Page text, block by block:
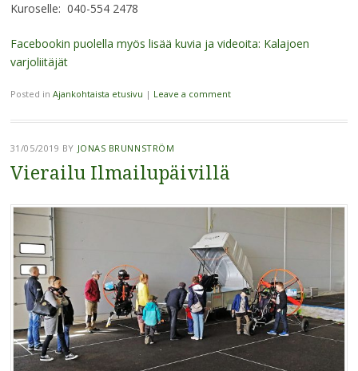
Kuroselle: 040-554 2478
Facebookin puolella myös lisää kuvia ja videoita: Kalajoen
varjoliitäjät
Posted in Ajankohtaista etusivu | Leave a comment
31/05/2019 BY JONAS BRUNNSTRÖM
Vierailu Ilmailupäivillä